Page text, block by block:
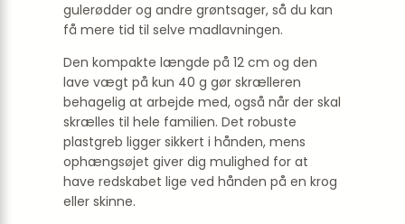
gulerødder og andre grøntsager, så du kan
få mere tid til selve madlavningen.
Den kompakte længde på 12 cm og den
lave vægt på kun 40 g gør skrælleren
behagelig at arbejde med, også når der skal
skrælles til hele familien. Det robuste
plastgreb ligger sikkert i hånden, mens
ophængsøjet giver dig mulighed for at
have redskabet lige ved hånden på en krog
eller skinne.